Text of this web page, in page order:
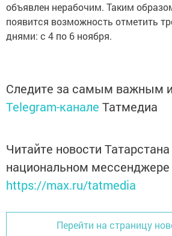
объявлен нерабочим. Таким
появится возможность отметить
днями: с 4 по 6 ноября.
Следите за самым важным
Telegram-канале Татмедиа
Читайте новости
национальном
https://max.ru/tatmedia
Перейти на страницу